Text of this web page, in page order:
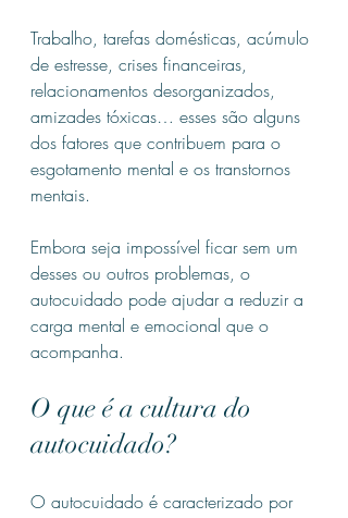
Trabalho, tarefas domésticas, acúmulo
de estresse, crises financeiras,
relacionamentos desorganizados,
amizades tóxicas… esses são alguns
dos fatores que contribuem para o
esgotamento mental e os transtornos
mentais.
Embora seja impossível ficar sem um
desses ou outros problemas, o
autocuidado pode ajudar a reduzir a
carga mental e emocional que o
acompanha.
O que é a cultura do
autocuidado?
O autocuidado é caracterizado por